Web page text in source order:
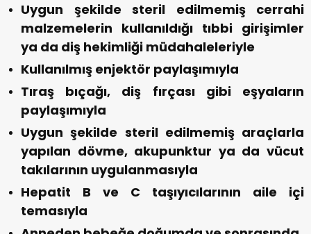
Uygun şekilde steril edilmemiş cerrahi
malzemelerin kullanıldığı tıbbi girişimler
ya da diş hekimliği müdahaleleriyle
Kullanılmış enjektör paylaşımıyla
Tıraş bıçağı, diş fırçası gibi eşyaların
paylaşımıyla
Uygun şekilde steril edilmemiş araçlarla
yapılan dövme, akupunktur ya da vücut
takılarının uygulanmasıyla
Hepatit B ve C taşıyıcılarının aile içi
temasıyla